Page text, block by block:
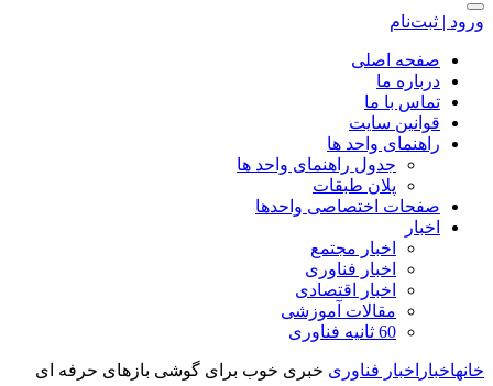
ورود | ثبت‌نام
صفحه اصلی
درباره ما
تماس با ما
قوانین سایت
راهنمای واحد ها
جدول راهنمای واحد ها
پلان طبقات
صفحات اختصاصی واحدها
اخبار
اخبار مجتمع
اخبار فناوری
اخبار اقتصادی
مقالات آموزشی
60 ثانیه فناوری
خانهاخبار اخبار فناوری خبری خوب برای گوشی بازهای حرفه ای